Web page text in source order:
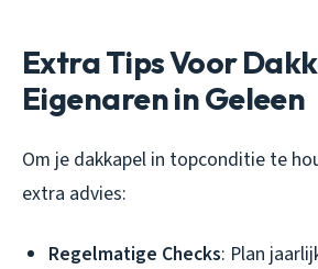
Extra Tips Voor
Eigenaren in Geleen
Om je dakkapel in topconditie te
extra advies:
Regelmatige Checks: Plan